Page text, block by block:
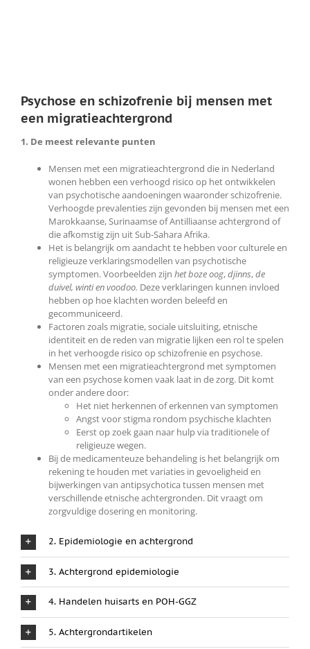
Psychose en schizofrenie bij mensen met
een migratieachtergrond
1. De meest relevante punten
Mensen met een migratieachtergrond die in Nederland
wonen hebben een verhoogd risico op het ontwikkelen
van psychotische aandoeningen waaronder schizofrenie.
Verhoogde prevalenties zijn gevonden bij mensen met een
Marokkaanse, Surinaamse of Antilliaanse achtergrond of
die afkomstig zijn uit Sub-Sahara Afrika.
Het is belangrijk om aandacht te hebben voor culturele en
religieuze verklaringsmodellen van psychotische
symptomen. Voorbeelden zijn het boze oog,djinns,de
duivel, winti en voodoo. Deze verklaringen kunnen invloed
hebben op hoe klachten worden beleefd en
gecommuniceerd.
Factoren zoals migratie, sociale uitsluiting, etnische
identiteit en de reden van migratie lijken een rol te spelen
in het verhoogde risico op schizofrenie en psychose.
Mensen met een migratieachtergrond met symptomen
van een psychose komen vaak laat in de zorg. Dit komt
onder andere door:
Het niet herkennen of erkennen van symptomen
Angst voor stigma rondom psychische klachten
Eerst op zoek gaan naar hulp via traditionele of
religieuze wegen.
Bij de medicamenteuze behandeling is het belangrijk om
rekening te houden met variaties in gevoeligheid en
bijwerkingen van antipsychotica tussen mensen met
verschillende etnische achtergronden. Dit vraagt om
zorgvuldige dosering en monitoring.
2. Epidemiologie en achtergrond
3. Achtergrond epidemiologie
4. Handelen huisarts en POH-GGZ
5. Achtergrondartikelen